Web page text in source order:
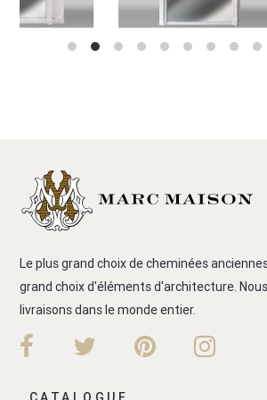
Le plus grand choix de cheminées
grand choix d'éléments d'architecture.
livraisons dans le monde entier.